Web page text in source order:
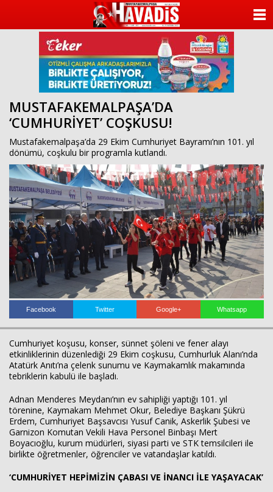
MUSTAFAKEMALPAŞA’DA
‘CUMHURİYET’ COŞKUSU!
Mustafakemalpaşa’da 29 Ekim Cumhuriyet Bayramı’nın 101. yıl
dönümü, coşkulu bir programla kutlandı.
Facebook Twitter Google+ Whatsapp
Cumhuriyet koşusu, konser, sünnet şöleni ve fener alayı
etkinliklerinin düzenlediği 29 Ekim coşkusu, Cumhurluk Alanı’nda
Atatürk Anıtı’na çelenk sunumu ve Kaymakamlık makamında
tebriklerin kabulü ile başladı.
Adnan Menderes Meydanı’nın ev sahipliği yaptığı 101. yıl
törenine, Kaymakam Mehmet Okur, Belediye Başkanı Şükrü
Erdem, Cumhuriyet Başsavcısı Yusuf Canik, Askerlik Şubesi ve
Garnizon Komutan Vekili Hava Personel Binbaşı Mert
Boyacıoğlu, kurum müdürleri, siyasi parti ve STK temsilcileri ile
birlikte öğretmenler, öğrenciler ve vatandaşlar katıldı.
‘CUMHURİYET HEPİMİZİN ÇABASI VE İNANCI İLE YAŞAYACAK’
KATEGORİLER
YAZARLAR
VİDEO GALERİ
KÜNYE
İLETİŞİM
Haberin Doğru Adresi.